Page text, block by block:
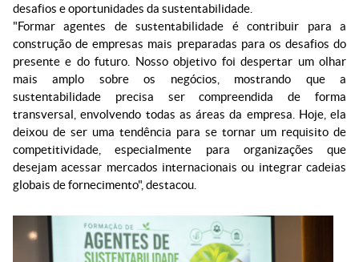
desafios e oportunidades da sustentabilidade.
"Formar agentes de sustentabilidade é contribuir para a
construção de empresas mais preparadas para os desafios do
presente e do futuro. Nosso objetivo foi despertar um olhar
mais amplo sobre os negócios, mostrando que a
sustentabilidade precisa ser compreendida de forma
transversal, envolvendo todas as áreas da empresa. Hoje, ela
deixou de ser uma tendência para se tornar um requisito de
competitividade, especialmente para organizações que
desejam acessar mercados internacionais ou integrar cadeias
globais de fornecimento", destacou.